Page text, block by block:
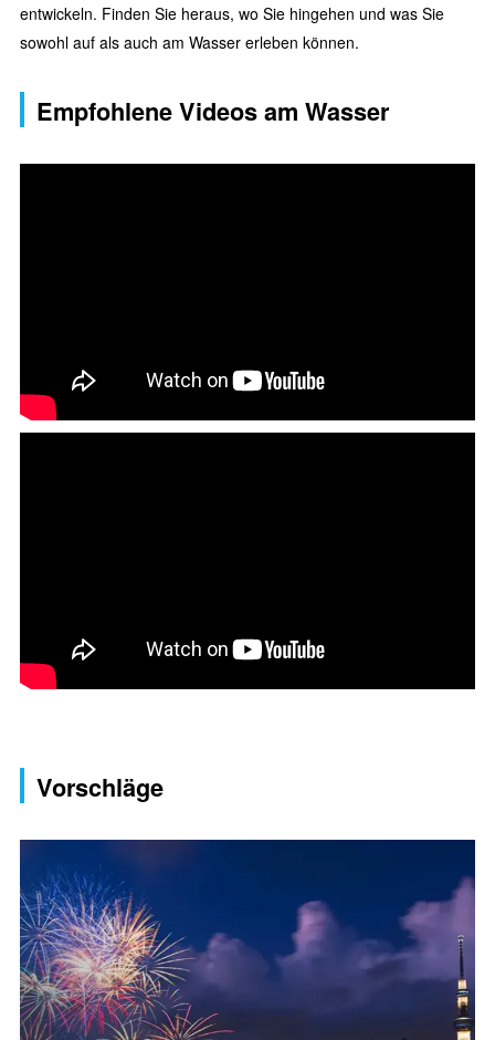
entwickeln. Finden Sie heraus, wo Sie hingehen und was Sie
sowohl auf als auch am Wasser erleben können.
Empfohlene Videos am Wasser
Vorschläge